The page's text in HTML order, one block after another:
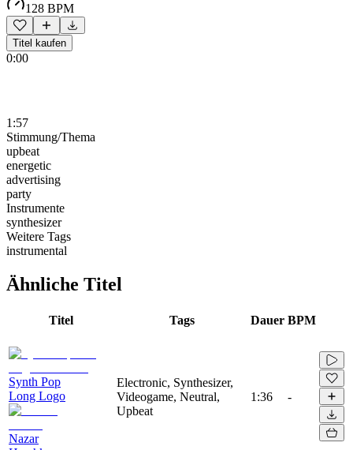
128 BPM
Titel kaufen
0:00
1:57
Stimmung/Thema
upbeat
energetic
advertising
party
Instrumente
synthesizer
Weitere Tags
instrumental
Ähnliche Titel
Titel Tags Dauer BPM
Synth Pop
Long Logo
Nazar
Electronic, Synthesizer,
Videogame, Neutral,
Upbeat
1:36 -